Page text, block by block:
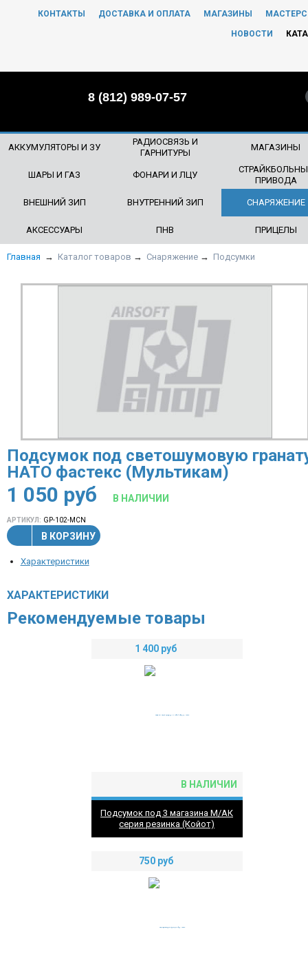
КОНТАКТЫ ДОСТАВКА И ОПЛАТА МАГАЗИНЫ
НОВОСТИ
8 (812) 989-07-57
АККУМУЛЯТОРЫ И ЗУ
РАДИОСВЯЗЬ И
ГАРНИТУРЫ
МАГАЗИНЫ
ШАРЫ И ГАЗ ФОНАРИ И ЛЦУ
ПРИВОДА
ВНЕШНИЙ ЗИП ВНУТРЕННИЙ ЗИП СНАРЯЖЕНИЕ
АКСЕССУАРЫ ПНВ ПРИЦЕЛЫ
Главная → Каталог товаров → Снаряжение→ Подсумки
Подсумок под светошумовую
НАТО фастекс (Мультикам)
1 050 руб В НАЛИЧИИ
АРТИКУЛ: GP-102-MCN
В КОРЗИНУ
Характеристики
ХАРАКТЕРИСТИКИ
Рекомендуемые товары
1 400 руб
В НАЛИЧИИ
Подсумок под 3 магазина М/АК
серия резинка (Койот)
750 руб
ЧТО БУДЕМ ИСКАТЬ?